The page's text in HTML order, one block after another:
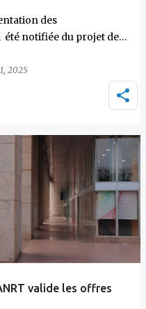
des
été notifiée du projet de…
2025
valide les offres